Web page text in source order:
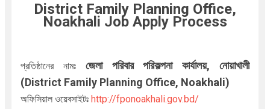
District Family Planning Office,
Noakhali Job Apply Process
প্রতিষ্ঠানের নামঃ
জেলা পরিবার পরিকল্পনা কার্যালয়, নোয়াখালী
(District Family Planning Office, Noakhali)
অফিসিয়াল ওয়েবসাইটঃ http://fponoakhali.gov.bd/